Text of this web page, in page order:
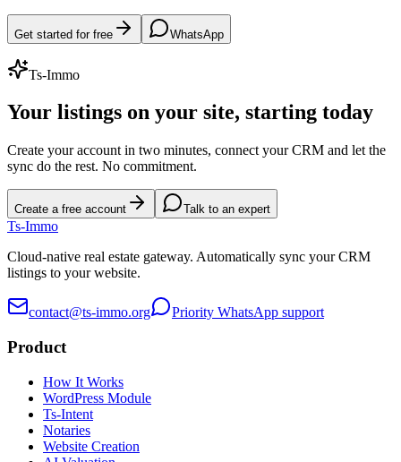
Get started for free WhatsApp
Ts-Immo
Your listings on your site, starting today
Create your account in two minutes, connect your CRM and let the
sync do the rest. No commitment.
Create a free account Talk to an expert
Ts-Immo
Cloud-native real estate gateway. Automatically sync your CRM
listings to your website.
contact@ts-immo.org Priority WhatsApp support
Product
How It Works
WordPress Module
Ts-Intent
Notaries
Website Creation